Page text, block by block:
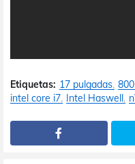
Etiquetas: 17 pulgadas
intel core i7 Intel Haswell